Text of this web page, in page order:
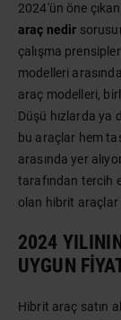
2024'ün öne
araç nedir
çalışma
modelleri
araç modelleri,
Düşü hızlarda ya
bu araçlar hem
arasında yer
tarafından tercih
olan hibrit araçlar
2024
UYGUN
Hibrit araç satın